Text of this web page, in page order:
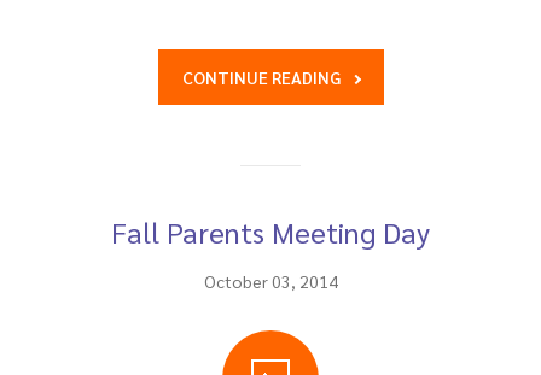
CONTINUE READING
Fall Parents Meeting Day
October 03, 2014